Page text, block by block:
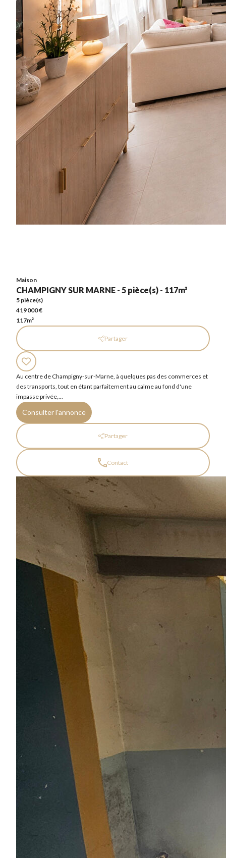
Maison
CHAMPIGNY SUR MARNE - 5 pièce(s) - 117m²
5 pièce(s)
419 000 €
117m²
Partager
Au centre de Champigny-sur-Marne, à quelques pas des commerces et
des transports, tout en étant parfaitement au calme au fond d'une
impasse privée,...
Consulter l'annonce
Partager
Contact